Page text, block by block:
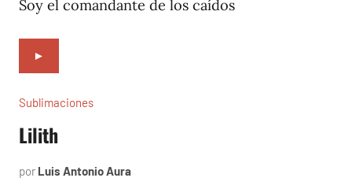
Soy el comandante de los caídos
►
Sublimaciones
Lilith
por Luis Antonio Aura